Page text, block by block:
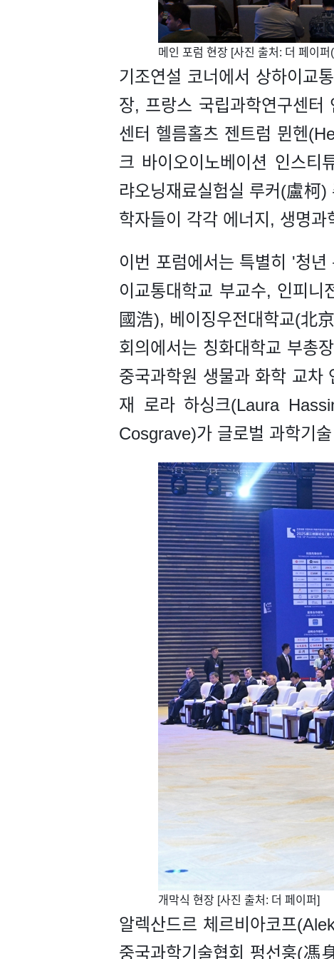
메인 포럼 현장 [사진 출처: 더 페이
기조연설 코너에서 상하이
장, 프랑스 국립과학연구센
센터 헬름홀츠 젠트럼 뮌헨
크 바이오이노베이션 인스
랴오닝재료실험실 루커(盧柯
학자들이 각각 에너지, 생명
이번 포럼에서는 특별히 '청
이교통대학교 부교수, 인피
國浩), 베이징우전대학교(北
회의에서는 칭화대학교 부총
중국과학원 생물과 화학 교
재 로라 하싱크(Laura
Cosgrave)가 글로벌 과학기
​개막식 현장 [사진 출처: 더 페이퍼]
알렉산드르 체르비아코프
중국과학기술협회 펑선훙(